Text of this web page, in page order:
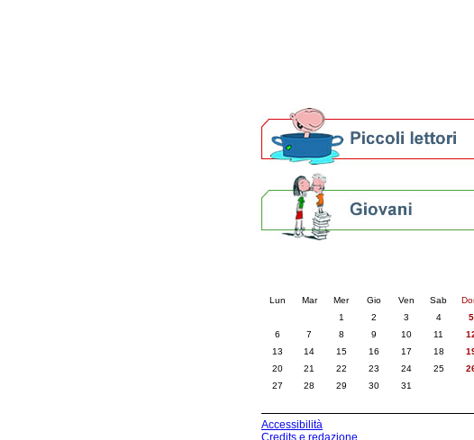
Lun Mar Mer Gio Ven Sab
1
2 3 4
5
6
7 8 9 10 11
13
14 15 16 17 18
20
21 22 23 24 25
27
28 29 30 31
Accessibilità
Credits e redazione